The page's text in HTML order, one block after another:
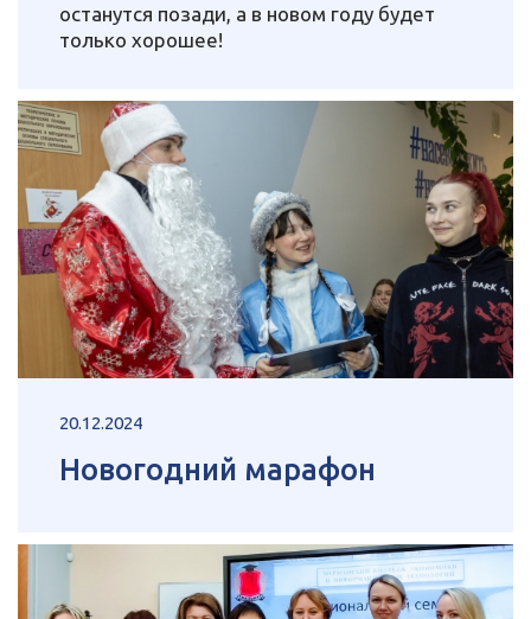
останутся позади, а в новом году будет
только хорошее!
20.12.2024
Новогодний марафон